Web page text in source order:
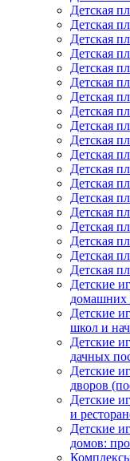
Детская
Детская
Детская
Детская
Детская
Детская
Детская
Детская
Детская
Детская
Детская
Детская
Детская
Детская
Детская
Детская
Детская
Детская
Детская
Детские
домашних
Детские
школ и
Детские
дачных
Детские
дворов
Детские
и
Детские
домов: